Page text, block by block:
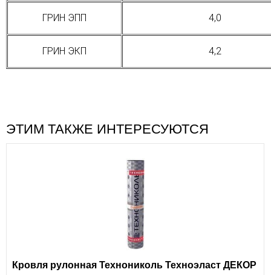
ГРИН ЭПП 4,0
ГРИН ЭКП 4,2
ЭТИМ ТАКЖЕ ИНТЕРЕСУЮТСЯ
Кровля рулонная Технониколь Техноэласт ДЕКОР